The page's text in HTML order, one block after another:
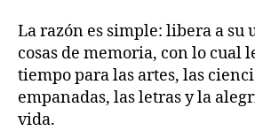
La razón es simple: libera a su
cosas de memoria, con lo cual
tiempo para las artes, las
empanadas, las letras y la
vida.